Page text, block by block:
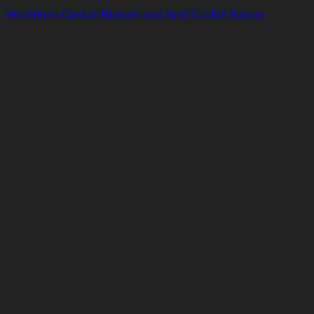
WordPress Cookie Hinweis von Real Cookie Banner